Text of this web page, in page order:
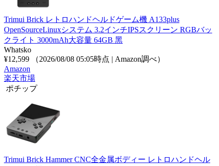
Trimui Brick レトロハンドヘルドゲーム機 A133plus
OpenSourceLinuxシステム 3.2インチIPSスクリーン RGBバッ
クライト 3000mAh大容量 64GB 黑
Whatsko
¥12,599
（2026/08/08 05:05時点 | Amazon調べ）
Amazon
楽天市場
ポチップ
Trimui Brick Hammer CNC全金属ボディー レトロハンドヘル